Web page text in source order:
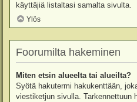
käyttäjiä listaltasi samalta sivulta.
Ylös
Foorumilta hakeminen
Miten etsin alueelta tai alueilta?
Syötä hakutermi hakukenttään,
viestiketjun sivulla. Tarkennettuun